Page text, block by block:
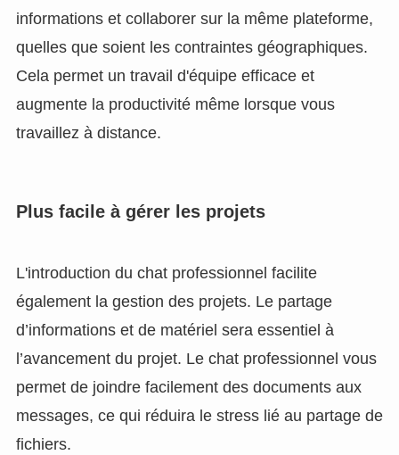
informations et collaborer sur la même plateforme,
quelles que soient les contraintes géographiques.
Cela permet un travail d'équipe efficace et
augmente la productivité même lorsque vous
travaillez à distance.
Plus facile à gérer les projets
L'introduction du chat professionnel facilite
également la gestion des projets. Le partage
d’informations et de matériel sera essentiel à
l’avancement du projet. Le chat professionnel vous
permet de joindre facilement des documents aux
messages, ce qui réduira le stress lié au partage de
fichiers.